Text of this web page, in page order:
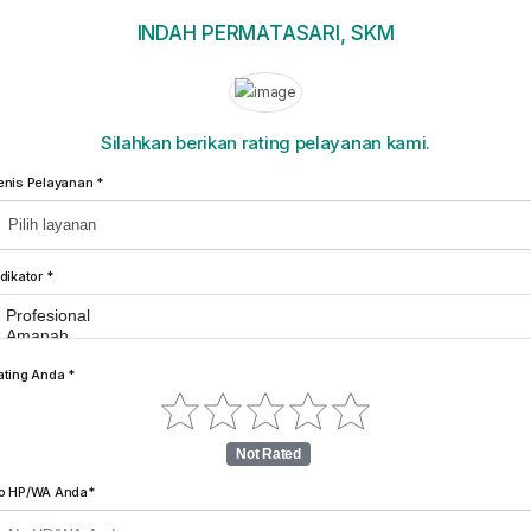
INDAH PERMATASARI, SKM
Silahkan berikan rating pelayanan kami.
Pelayanan *
*
Anda *
Not Rated
HP/WA Anda*